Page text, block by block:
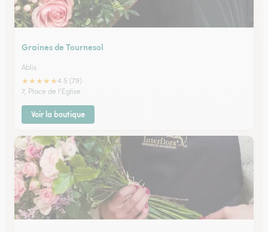
Graines de Tournesol
Ablis
★★★★★4.5 (79)
7, Place de l'Eglise
Voir la boutique